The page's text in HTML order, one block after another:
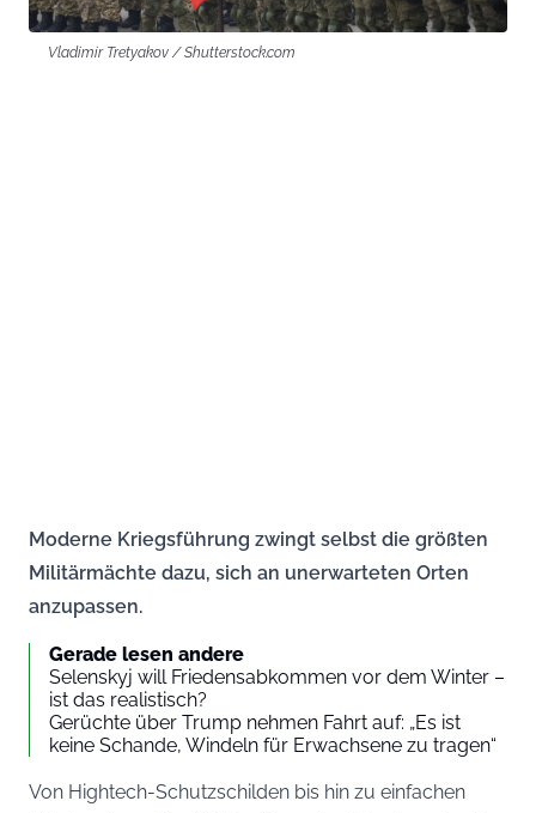
Vladimir Tretyakov / Shutterstock.com
Moderne Kriegsführung zwingt selbst die größten
Militärmächte dazu, sich an unerwarteten Orten
anzupassen.
Gerade lesen andere
Selenskyj will Friedensabkommen vor dem Winter –
ist das realistisch?
Gerüchte über Trump nehmen Fahrt auf: „Es ist
keine Schande, Windeln für Erwachsene zu tragen“
Von Hightech-Schutzschilden bis hin zu einfachen